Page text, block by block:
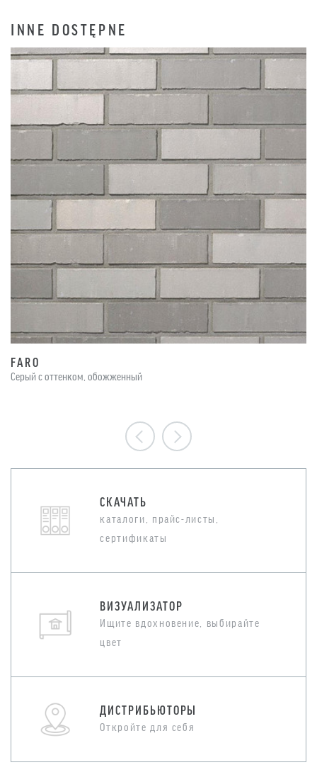
INNE DOSTĘPNE
FARO
Серый с оттенком, обожженный
СКАЧАТЬ
каталоги, прайс-листы,
сертификаты
ВИЗУАЛИЗАТОР
Ищите вдохновение, выбирайте
цвет
ДИСТРИБЬЮТОРЫ
Откройте для себя